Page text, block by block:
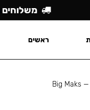
Big Maks
משלוחים
ראשים